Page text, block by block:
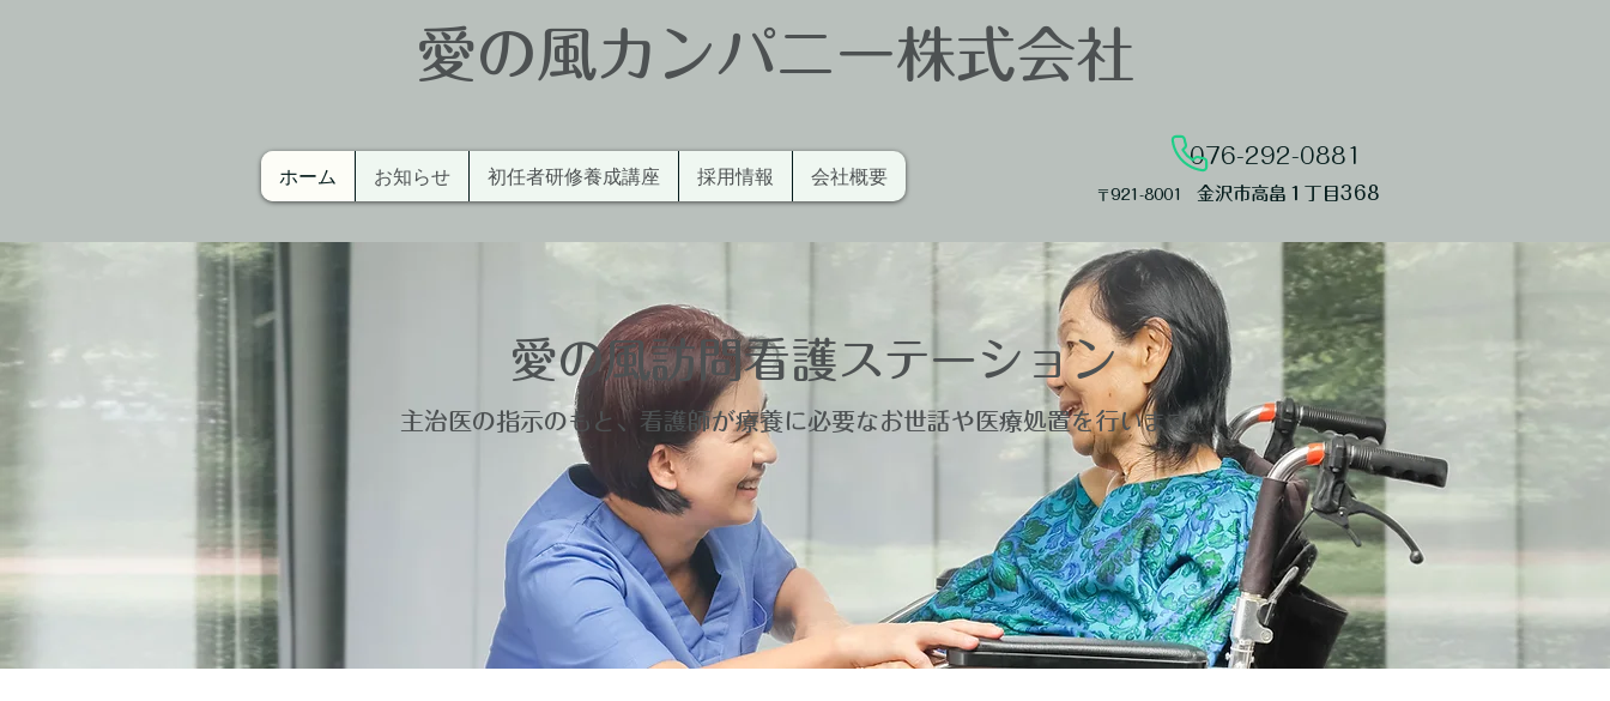
愛の風カンパニー株式会社
ホーム お知らせ 初任者研修養成講座 採用情報 会社概要
076-292-0881​
​〒921-8001 金沢市高畠１丁目368
愛の風訪問看護ステーション
主治医の指示のもと、看護師が療養に必要なお世話や医療処置を行います。